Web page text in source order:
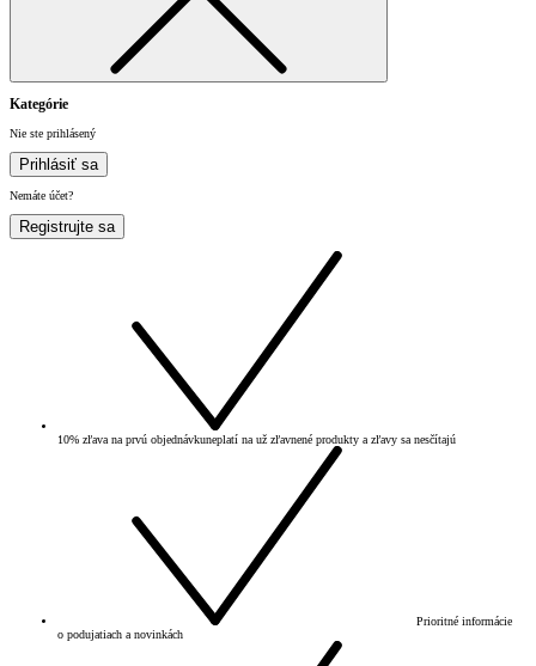
Kategórie
Nie ste prihlásený
Prihlásiť sa
Nemáte účet?
Registrujte sa
10% zľava na prvú objednávkuneplatí na už zľavnené produkty a zľavy sa nesčítajú
Prioritné informácie
o podujatiach a novinkách